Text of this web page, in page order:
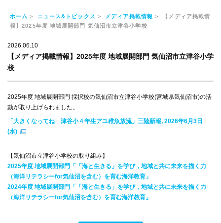
ホーム > ニュース&トピックス > メディア掲載情報 > 【メディア掲載情
報】2025年度 地域展開部門 気仙沼市立津谷小学校
2026.06.10
【メディア掲載情報】2025年度 地域展開部門 気仙沼市立津谷小学
校
2025年度 地域展開部門 採択校の気仙沼市立津谷小学校(宮城県気仙沼市)の活
動が取り上げられました。
「大きくなってね 津谷小４年生アユ稚魚放流」三陸新報, 2026年6月3日
(水)
【気仙沼市立津谷小学校の取り組み】
2025年度 地域展開部門「「海と生きる」を学び，地域と共に未来を描く力
（海洋リテラシーfor気仙沼を含む）を育む海洋教育」
2024年度 地域展開部門「「海と生きる」を学び，地域と共に未来を描く力
（海洋リテラシーfor気仙沼を含む）を育む海洋教育」